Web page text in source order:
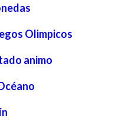
Olimpicos
animo